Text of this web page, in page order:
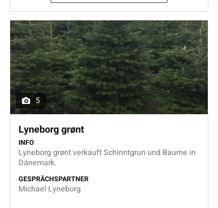
5
Lyneborg grønt
INFO
Lyneborg grønt verkauft Schinntgrun und Baume in
Dänemark.
GESPRÄCHSPARTNER
Michael Lyneborg